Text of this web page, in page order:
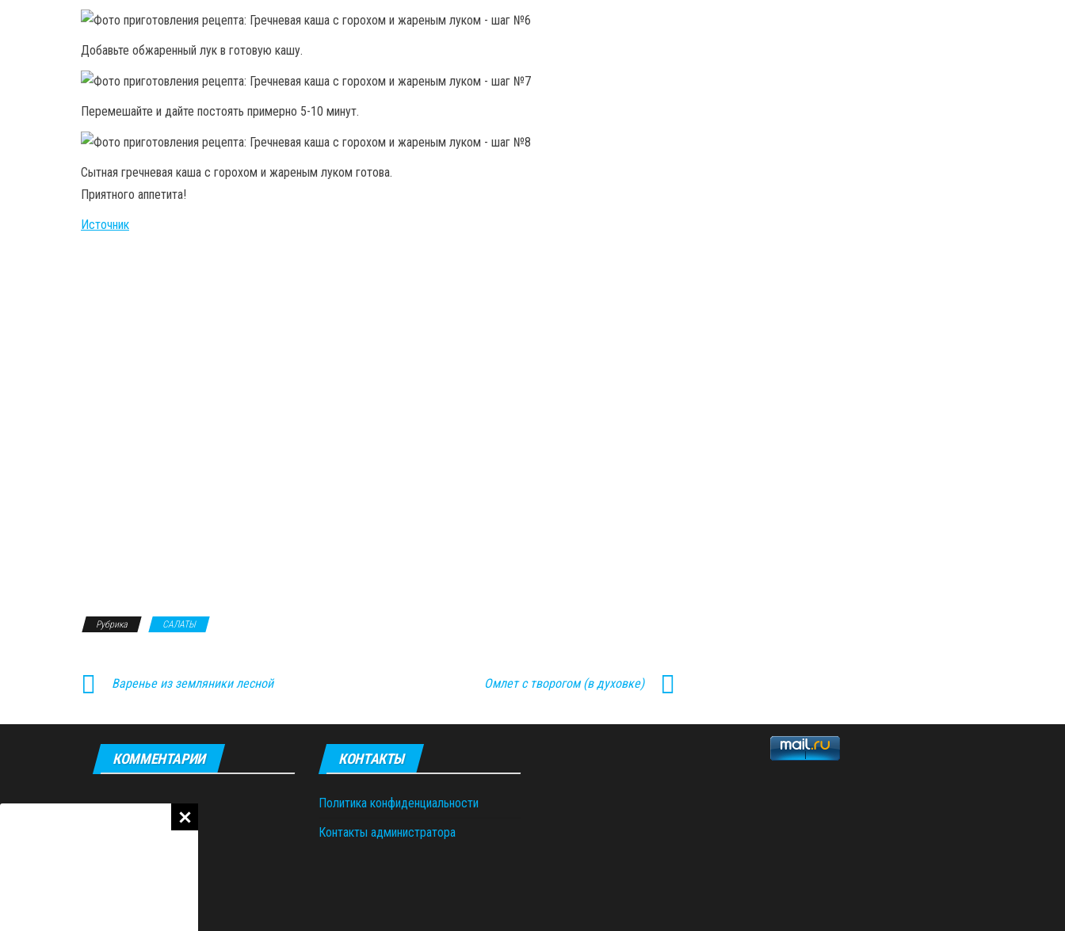
Добавьте обжаренный лук в готовую кашу.
Перемешайте и дайте постоять примерно 5-10 минут.
Сытная гречневая каша с горохом и жареным луком готова.
Приятного аппетита!
Источник
Рубрика САЛАТЫ
Варенье из земляники лесной Омлет с творогом (в духовке)
КОММЕНТАРИИ КОНТАКТЫ
Политика конфиденциальности
Контакты администратора